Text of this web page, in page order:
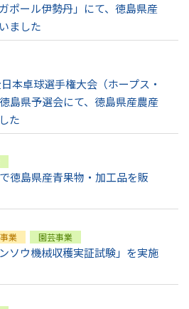
ポール伊勢丹」にて、徳島県産
ました
本卓球選手権大会（ホープス・
島県予選会にて、徳島県産農産
た
徳島県産青果物・加工品を販
業 園芸事業
ソウ機械収穫実証試験」を実施